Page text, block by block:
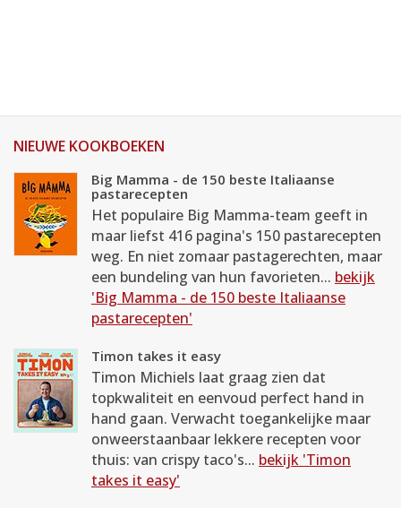
NIEUWE KOOKBOEKEN
Big Mamma - de 150 beste Italiaanse
pastarecepten
Het populaire Big Mamma-team geeft in
maar liefst 416 pagina's 150 pastarecepten
weg. En niet zomaar pastagerechten, maar
een bundeling van hun favorieten... bekijk
'Big Mamma - de 150 beste Italiaanse
pastarecepten'
Timon takes it easy
Timon Michiels laat graag zien dat
topkwaliteit en eenvoud perfect hand in
hand gaan. Verwacht toegankelijke maar
onweerstaanbaar lekkere recepten voor
thuis: van crispy taco's... bekijk 'Timon
takes it easy'